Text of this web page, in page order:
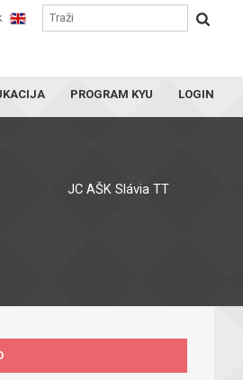
PROGRAM KYU LOGIN
JC AŠK Slávia TT